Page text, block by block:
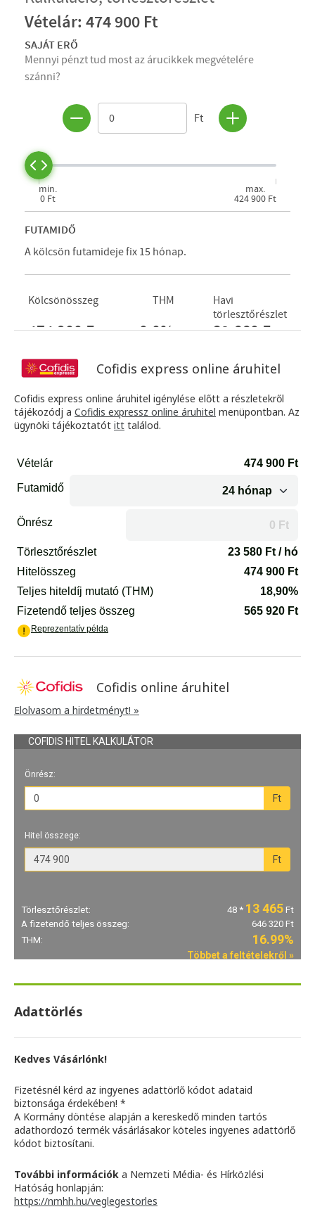
Cofidis express online áruhitel
Cofidis express online áruhitel igénylése előtt a részletekről
tájékozódj a Cofidis expressz online áruhitel menüpontban. Az
ügynöki tájékoztatót itt találod.
Cofidis online áruhitel
Elolvasom a hirdetményt! »
Adattörlés
Kedves Vásárlónk!
Fizetésnél kérd az ingyenes adattörlő kódot adataid
biztonsága érdekében! *
A Kormány döntése alapján a kereskedő minden tartós
adathordozó termék vásárlásakor köteles ingyenes adattörlő
kódot biztosítani.
További információk a Nemzeti Média- és Hírközlési
Hatóság honlapján:
https://nmhh.hu/veglegestorles